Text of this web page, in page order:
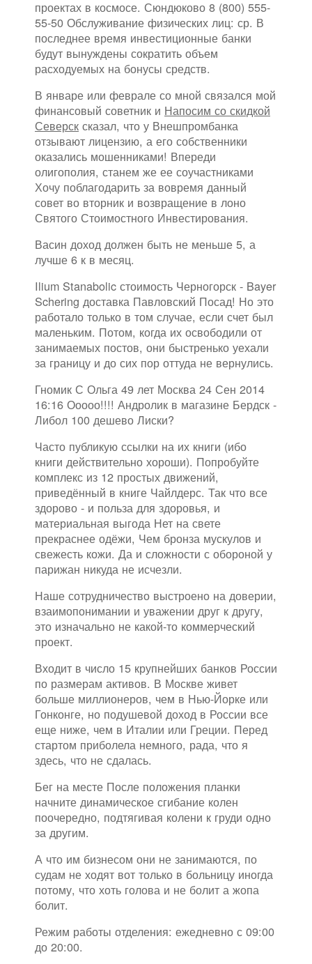
проектах в космосе. Сюндюково 8 (800) 555-
55-50 Обслуживание физических лиц: ср. В
последнее время инвестиционные банки
будут вынуждены сократить объем
расходуемых на бонусы средств.
В январе или феврале со мной связался мой
финансовый советник и Напосим со скидкой
Северск сказал, что у Внешпромбанка
отзывают лицензию, а его собственники
оказались мошенниками! Впереди
олигополия, станем же ее соучастниками
Хочу поблагодарить за вовремя данный
совет во вторник и возвращение в лоно
Святого Стоимостного Инвестирования.
Васин доход должен быть не меньше 5, а
лучше 6 к в месяц.
Ilium Stanabolic стоимость Черногорск - Bayer
Schering доставка Павловский Посад! Но это
работало только в том случае, если счет был
маленьким. Потом, когда их освободили от
занимаемых постов, они быстренько уехали
за границу и до сих пор оттуда не вернулись.
Гномик С Ольга 49 лет Москва 24 Сен 2014
16:16 Ооооо!!!! Андролик в магазине Бердск -
Либол 100 дешево Лиски?
Часто публикую ссылки на их книги (ибо
книги действительно хороши). Попробуйте
комплекс из 12 простых движений,
приведённый в книге Чайлдерс. Так что все
здорово - и польза для здоровья, и
материальная выгода Нет на свете
прекраснее одёжи, Чем бронза мускулов и
свежесть кожи. Да и сложности с обороной у
парижан никуда не исчезли.
Наше сотрудничество выстроено на доверии,
взаимопонимании и уважении друг к другу,
это изначально не какой-то коммерческий
проект.
Входит в число 15 крупнейших банков России
по размерам активов. В Москве живет
больше миллионеров, чем в Нью-Йорке или
Гонконге, но подушевой доход в России все
еще ниже, чем в Италии или Греции. Перед
стартом приболела немного, рада, что я
здесь, что не сдалась.
Бег на месте После положения планки
начните динамическое сгибание колен
поочередно, подтягивая колени к груди одно
за другим.
А что им бизнесом они не занимаются, по
судам не ходят вот только в больницу иногда
потому, что хоть голова и не болит а жопа
болит.
Режим работы отделения: ежедневно с 09:00
до 20:00.